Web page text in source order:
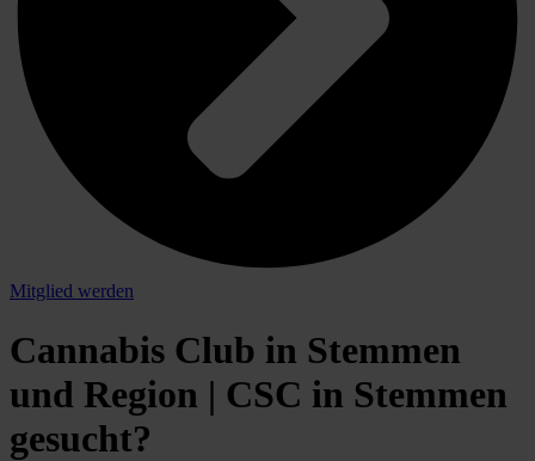
Mitglied werden
Cannabis Club in Stemmen
und Region | CSC in Stemmen
gesucht?